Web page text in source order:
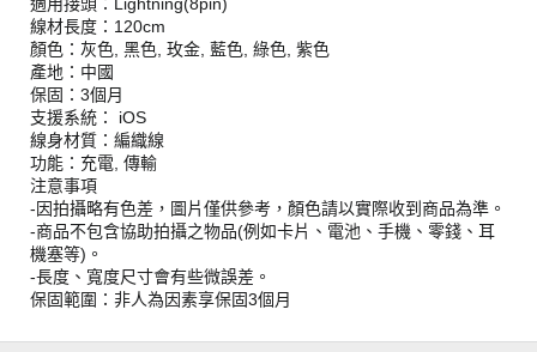
線材長度：120cm
顏色：灰色, 黑色, 玫金, 藍色, 綠色, 紫色
產地：中國
保固：3個月
支援系統： iOS
線身材質：編織線
功能：充電, 傳輸
注意事項
-因拍攝略有色差，圖片僅供參考，顏色請以實際收到商品為準。
-商品不包含協助拍攝之物品(例如卡片、電池、手機、零錢、耳
機塞等)。
-長度、寬度尺寸會有些微誤差。
保固範圍：非人為因素享保固3個月